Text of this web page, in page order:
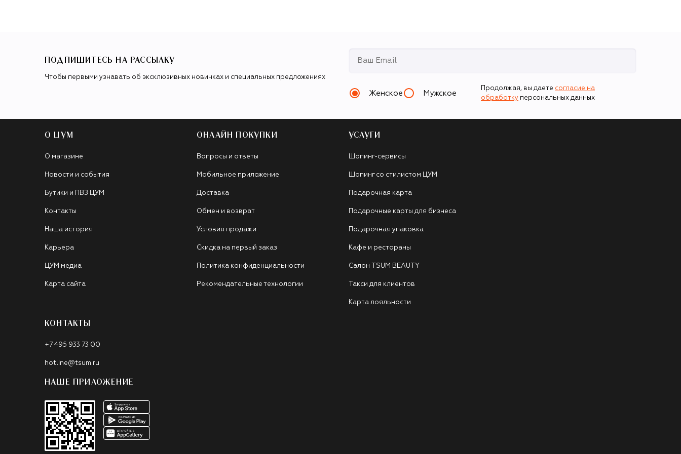
ПОДПИШИТЕСЬ НА РАССЫЛКУ
Чтобы первыми узнавать об эксклюзивных новинках и специальных предложениях
Женское Мужское
Продолжая, вы даете согласие на
обработку персональных данных
О ЦУМ
О магазине
Новости и события
Бутики и ПВЗ ЦУМ
Контакты
Наша история
Карьера
ЦУМ медиа
Карта сайта
ОНЛАЙН ПОКУПКИ
Вопросы и ответы
Мобильное приложение
Доставка
Обмен и возврат
Условия продажи
Скидка на первый заказ
Политика конфиденциальности
Рекомендательные технологии
УСЛУГИ
Шопинг-сервисы
Шопинг со стилистом ЦУМ
Подарочная карта
Подарочные карты для бизнеса
Подарочная упаковка
Кафе и рестораны
Салон TSUM BEAUTY
Такси для клиентов
Карта лояльности
КОНТАКТЫ
+7 495 933 73 00
hotline@tsum.ru
НАШЕ ПРИЛОЖЕНИЕ